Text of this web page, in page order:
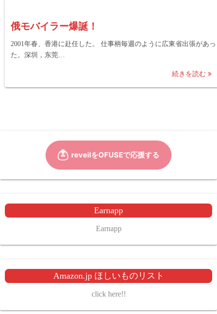
俄モバイラー爆誕！
2001年春、香港に赴任した。 仕事柄毎週のように広東省出張があっ
た。深圳，东莞…
続きを読む
Earnapp
Earnapp
Amazon.jp ほしいものリスト
click here!!